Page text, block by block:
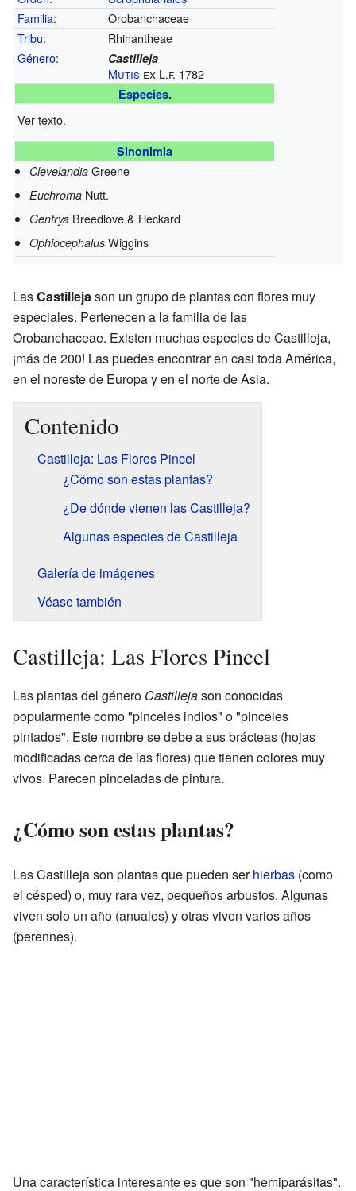
Familia:
Orobanchaceae
Tribu:
Rhinantheae
Género: Castilleja
Mutis ex L.f. 1782
Especies.
Ver texto.
Sinonimia
ClevelandiaGreene
EuchromaNutt.
GentryaBreedlove & Heckard
OphiocephalusWiggins
LasCastillejason un grupo de plantas con flores muy
especiales. Pertenecen a la familia de las
Orobanchaceae. Existen muchas especies de Castilleja,
¡más de 200! Las puedes encontrar en casi toda América,
en el noreste de Europa y en el norte de Asia.
Contenido
Castilleja: Las Flores Pincel
¿Cómo son estas plantas?
¿De dónde vienen las Castilleja?
Algunas especies de Castilleja
Galería de imágenes
Véase también
Castilleja: Las Flores Pincel
Las plantas del género Castillejason conocidas
popularmente como "pinceles indios" o "pinceles
pintados". Este nombre se debe a sus brácteas (hojas
modificadas cerca de las flores) que tienen colores muy
vivos. Parecen pinceladas de pintura.
¿Cómo son estas plantas?
Las Castilleja son plantas que pueden serhierbas (como
el césped) o, muy rara vez, pequeños arbustos. Algunas
viven solo un año (anuales) y otras viven varios años
(perennes).
Una característica interesante es que son "hemiparásitas".